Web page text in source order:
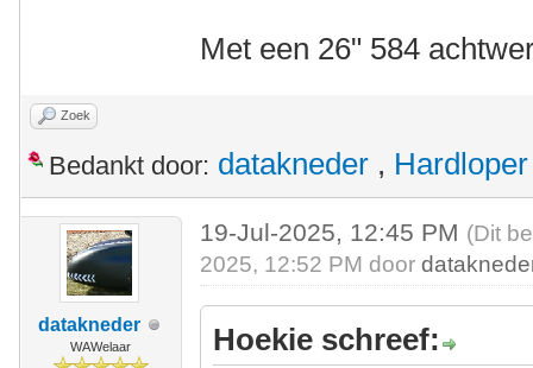
Met een 26" 584
Zoek
Bedankt door: datakneder , Hardloper
datakneder
WAWelaar
19-Jul-2025, 12:45 PM (Dit
2025, 12:52 PM door
Hoekie schreef: